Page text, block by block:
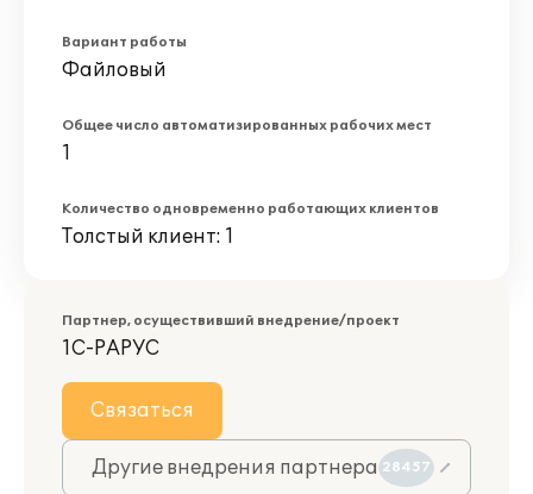
Вариант работы
Файловый
Общее число автоматизированных рабочих мест
1
Количество одновременно работающих клиентов
Толстый клиент: 1
Партнер, осуществивший внедрение/проект
1С-РАРУС
Связаться
Другие внедрения партнера 28457